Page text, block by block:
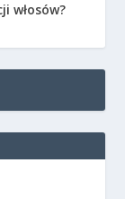
włosów?